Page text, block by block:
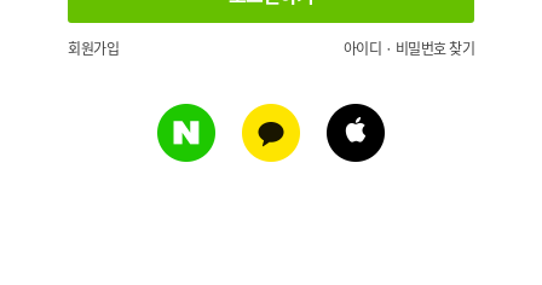
회원가입 아이디 · 비밀번호 찾기